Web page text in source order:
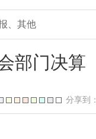
、其他
部门决算
分享到：